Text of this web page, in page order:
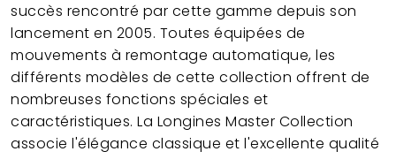
succès rencontré par cette gamme depuis son
lancement en 2005. Toutes équipées de
mouvements à remontage automatique, les
différents modèles de cette collection offrent de
nombreuses fonctions spéciales et
caractéristiques. La Longines Master Collection
associe l'élégance classique et l'excellente qualité